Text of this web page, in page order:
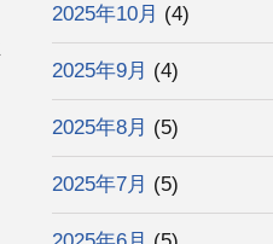
2025年10月 (4)
2025年9月 (4)
2025年8月 (5)
2025年7月 (5)